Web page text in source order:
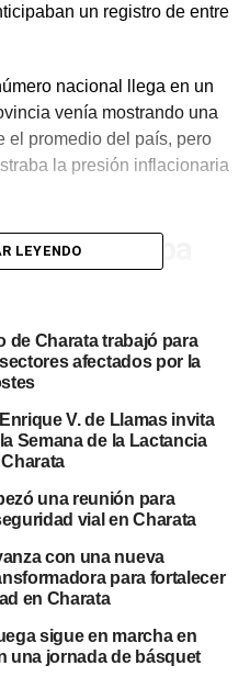
un registro de entre
nacional llega en un
venía mostrando una
el promedio del país, pero
la presión inflacionaria
la suba
abril vino de los precios
, traccionados por ajustes
IPC núcleo registró un
vinculados a la vivienda y
factores. Los precios
los aumentos de
se compensaron
no alcohólicas subió
nacional, lo que representa
del interior chaqueño,
en el gasto familiar es
los grandes centros
LEYENDO
de Charata trabajó para
afectados por la
V. de Llamas invita
Semana de la Lactancia
una reunión para
vial en Charata
con una nueva
para fortalecer
en Charata
sigue en marcha en
una jornada de básquet